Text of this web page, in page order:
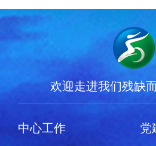
欢迎走进我们残缺
中心工作
党